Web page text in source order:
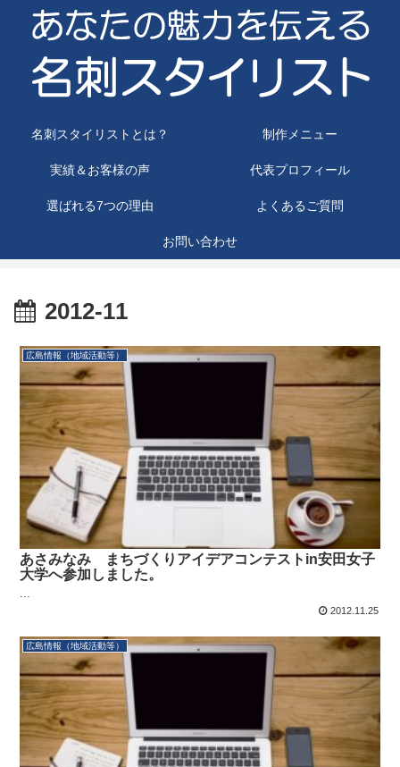
名刺スタイリストとは？ 制作メニュー
実績＆お客様の声 代表プロフィール
選ばれる7つの理由 よくあるご質問
お問い合わせ
2012-11
広島情報（地域活動等）
あさみなみ まちづくりアイデアコンテストin安田女子
大学へ参加しました。
...
2012.11.25
広島情報（地域活動等）